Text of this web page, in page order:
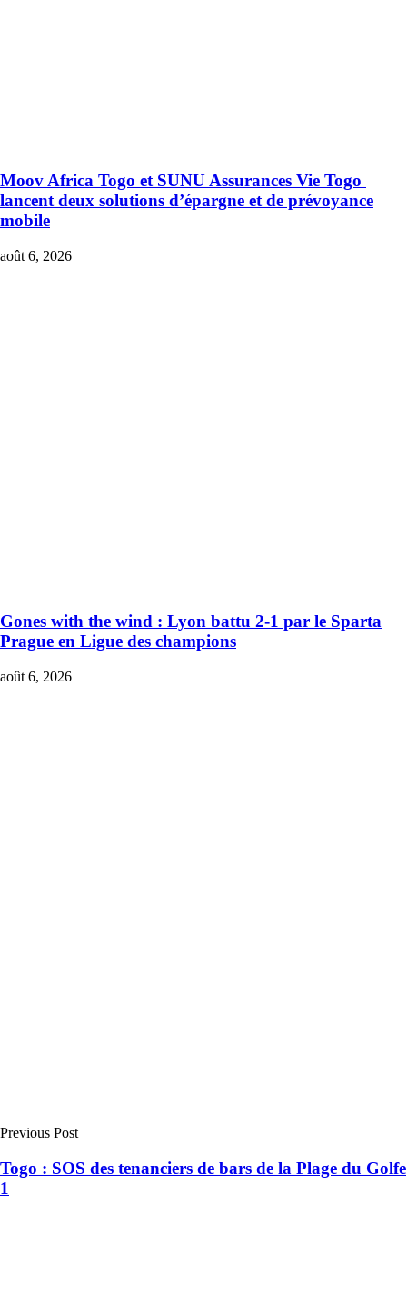
Moov Africa Togo et SUNU Assurances Vie Togo
lancent deux solutions d’épargne et de prévoyance
mobile
août 6, 2026
Gones with the wind : Lyon battu 2-1 par le Sparta
Prague en Ligue des champions
août 6, 2026
Previous Post
Togo : SOS des tenanciers de bars de la Plage du Golfe
1